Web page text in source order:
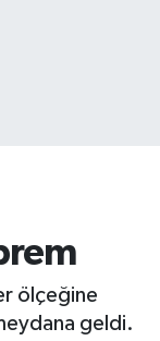
ölçeğine
geldi.